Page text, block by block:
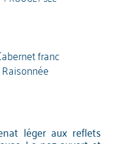
franc
Raisonnée
léger aux reflets